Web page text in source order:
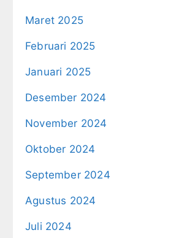
Maret 2025
Februari 2025
Januari 2025
Desember 2024
November 2024
Oktober 2024
September 2024
Agustus 2024
Juli 2024